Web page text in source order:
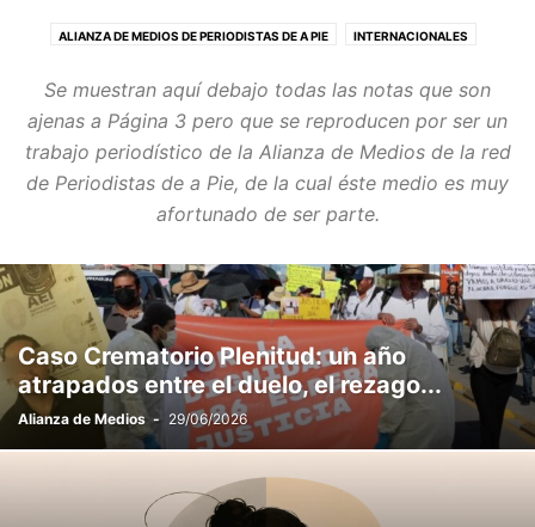
ALIANZA DE MEDIOS DE PERIODISTAS DE A PIE INTERNACIONALES
Se muestran aquí debajo todas las notas que son
ajenas a Página 3 pero que se reproducen por ser un
trabajo periodístico de la Alianza de Medios de la red
de Periodistas de a Pie, de la cual éste medio es muy
afortunado de ser parte.
Caso Crematorio Plenitud: un año
atrapados entre el duelo, el rezago...
Alianza de Medios - 29/06/2026